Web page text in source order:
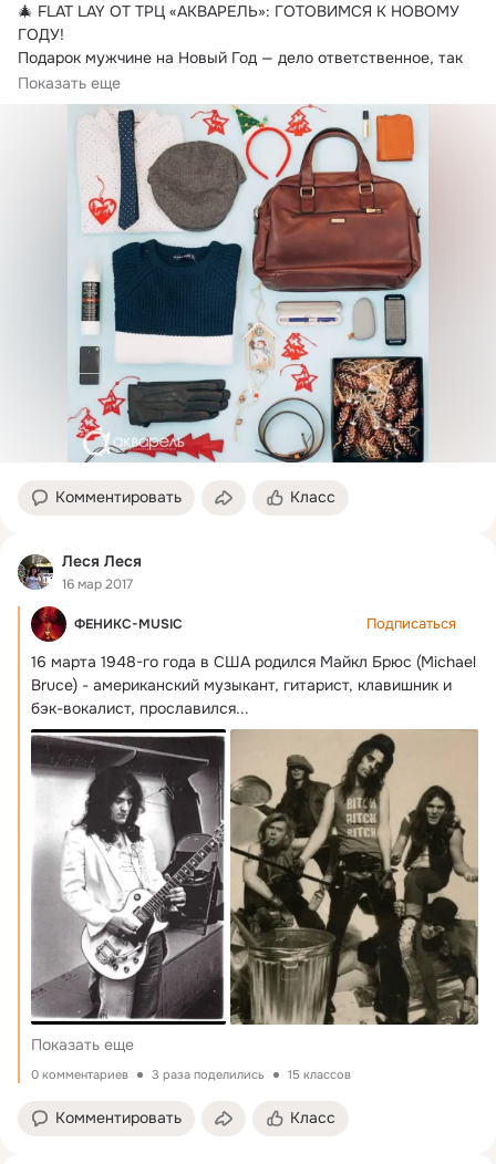
🎄 FLAT LAY ОТ ТРЦ «АКВАРЕЛЬ»: ГОТОВИМСЯ К НОВОМУ
ГОДУ!
Подарок мужчине на Новый Год — дело ответственное, так
что подходите к этому...
Показать еще
Комментировать Класс
Леся Леся
16 мар 2017
ФЕНИКС-MUSIC Подписаться
16 марта 1948-го года в США родился Майкл Брюс (Michael
Bruce) - американский музыкант, гитарист, клавишник и
бэк-вокалист, прославился...
Показать еще
0 комментариев 3 раза поделились 15 классов
Комментировать Класс